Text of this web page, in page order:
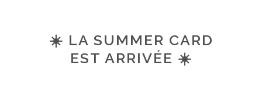
☀️ LA SUMMER CARD
EST ARRIVÉE ☀️